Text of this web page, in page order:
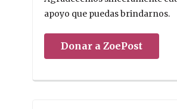
apoyo que puedas brindarnos.
Donar a ZoePost